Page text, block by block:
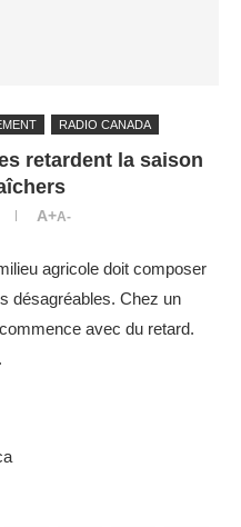
RADIO CANADA
retardent la saison
A+A-
agricole doit composer
désagréables. Chez un
avec du retard.